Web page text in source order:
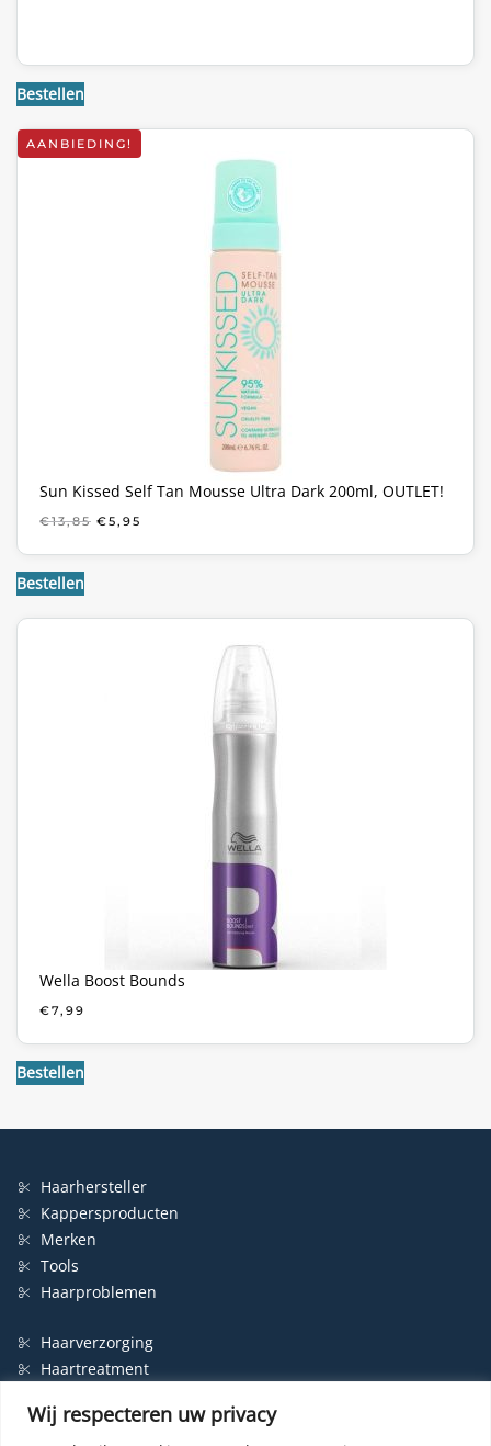
Wij respecteren uw privacy
Bestellen
AANBIEDING!
Sun Kissed Self Tan Mousse Ultra Dark 200ml, OUTLET!
€13,85 OORSPRONKELIJKE
WAS:
€5,95
IS:
Bestellen
Wella Boost Bounds
€7,99
Bestellen
Haarhersteller
Kappersproducten
Merken
Tools
Haarproblemen
Haarverzorging
Haartreatment
Styling